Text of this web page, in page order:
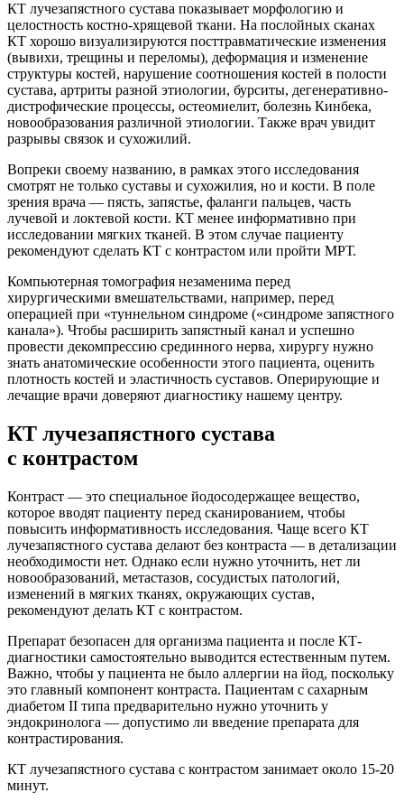
КТ лучезапястного сустава показывает морфологию и
целостность костно-хрящевой ткани. На послойных сканах
КТ хорошо визуализируются посттравматические изменения
(вывихи, трещины и переломы), деформация и изменение
структуры костей, нарушение соотношения костей в полости
сустава, артриты разной этиологии, бурситы, дегенеративно-
дистрофические процессы, остеомиелит, болезнь Кинбека,
новообразования различной этиологии. Также врач увидит
разрывы связок и сухожилий.
Вопреки своему названию, в рамках этого исследования
смотрят не только суставы и сухожилия, но и кости. В поле
зрения врача — пясть, запястье, фаланги пальцев, часть
лучевой и локтевой кости. КТ менее информативно при
исследовании мягких тканей. В этом случае пациенту
рекомендуют сделать КТ с контрастом или пройти МРТ.
Компьютерная томография незаменима перед
хирургическими вмешательствами, например, перед
операцией при «туннельном синдроме («синдроме запястного
канала»). Чтобы расширить запястный канал и успешно
провести декомпрессию срединного нерва, хирургу нужно
знать анатомические особенности этого пациента, оценить
плотность костей и эластичность суставов. Оперирующие и
лечащие врачи доверяют диагностику нашему центру.
КТ лучезапястного сустава
с контрастом
Контраст — это специальное йодосодержащее вещество,
которое вводят пациенту перед сканированием, чтобы
повысить информативность исследования. Чаще всего КТ
лучезапястного сустава делают без контраста — в детализации
необходимости нет. Однако если нужно уточнить, нет ли
новообразований, метастазов, сосудистых патологий,
изменений в мягких тканях, окружающих сустав,
рекомендуют делать КТ с контрастом.
Препарат безопасен для организма пациента и после КТ-
диагностики самостоятельно выводится естественным путем.
Важно, чтобы у пациента не было аллергии на йод, поскольку
это главный компонент контраста. Пациентам с сахарным
диабетом II типа предварительно нужно уточнить у
эндокринолога — допустимо ли введение препарата для
контрастирования.
КТ лучезапястного сустава с контрастом занимает около 15-20
минут.